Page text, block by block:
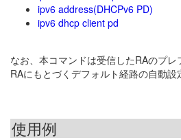
ipv6 address(DHCPv6 PD)
ipv6 dhcp client pd
なお、本コマンドは受信したRAのプ
RAにもとづくデフォルト経路の自動設
使用例